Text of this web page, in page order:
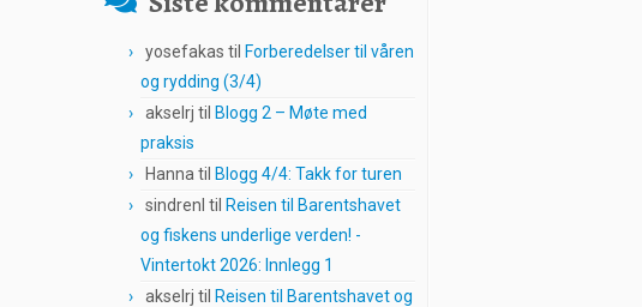
yosefakas til Forberedelser til våren
og rydding (3/4)
akselrj til Blogg 2 – Møte med
praksis
Hanna til Blogg 4/4: Takk for turen
sindrenl til Reisen til Barentshavet
og fiskens underlige verden! -
Vintertokt 2026: Innlegg 1
akselrj til Reisen til Barentshavet og